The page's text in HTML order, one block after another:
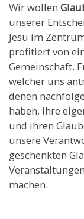
Wir wollen
unserer
Jesu im
profitiert von
Gemeinschaft.
welcher uns
denen
haben, ihre
und ihren
unsere
geschenkten
machen.